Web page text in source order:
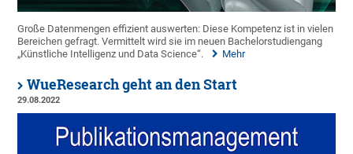
Große Datenmengen effizient auswerten: Diese Kompetenz ist in vielen
Bereichen gefragt. Vermittelt wird sie im neuen Bachelorstudiengang
„Künstliche Intelligenz und Data Science“.
Mehr
WueResearch geht an den Start
29.08.2022